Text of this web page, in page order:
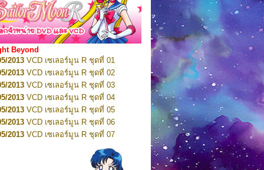
2012VCD เซเลอร์มูน ชุดที่ 11
2012VCD เซเลอร์มูน ชุดที่ 12
2012VCD เซเลอร์มูน ชุดที่ 13
2012VCD เซเลอร์มูน ชุดที่ 14
2012 VCD เซเลอร์มูน ชุดที่ 15
VCD เซเลอร์มูน ชุดที่ 16
VCD เซเลอร์มูน ชุดที่ 17
VCD เซเลอร์มูน ชุดที่ 18
VCD เซเลอร์มูน ชุดที่ 19
VCD เซเลอร์มูน ชุดที่ 20
VCD เซเลอร์มูน ชุดที่ 21
VCD เซเลอร์มูน ชุดที่ 22
VCD เซเลอร์มูน ชุดที่ 23
DVD เซเลอร์มูน ชุดที่ 01
Beyond
2013 VCD เซเลอร์มูน R ชุดที่ 01
2013 VCD เซเลอร์มูน R ชุดที่ 02
2013 VCD เซเลอร์มูน R ชุดที่ 03
2013 VCD เซเลอร์มูน R ชุดที่ 04
2013 VCD เซเลอร์มูน R ชุดที่ 05
2013 VCD เซเลอร์มูน R ชุดที่ 06
2013 VCD เซเลอร์มูน R ชุดที่ 07
VCD เซเลอร์มูน R ชุดที่ 08
VCD เซเลอร์มูน R ชุดที่ 09